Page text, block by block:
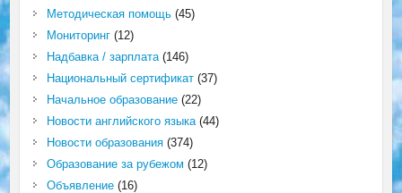
Методическая помощь(45)
Мониторинг(12)
Надбавка / зарплата(146)
Национальный сертификат(37)
Начальное образование(22)
Новости английского языка(44)
Новости образования(374)
Образование за рубежом (12)
Объявление(16)